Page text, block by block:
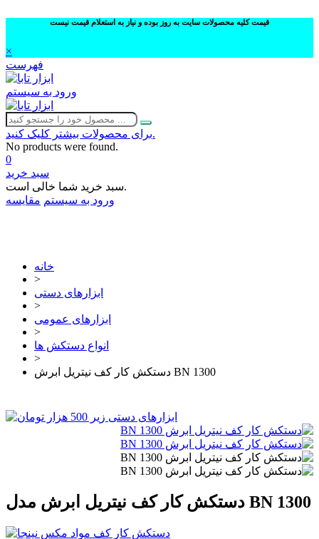
قیمت کلیه محصولات سایت به روز بوده و نیاز به استعلام قیمت نیست
×
فهرست
ورود به سیستم
برای محصولات بیشتر کلیک کنید.
No products were found.
0
سبد خرید
سبد خرید شما خالی است.
ورود به سیستم مقایسه
خانه
>
ابزارهای دستی
>
ابزارهای عمومی
>
انواع دستکش ها
>
دستکش کار کف نیتریل ابرش BN 1300
دستکش کار کف نیتریل ابرش مدل BN 1300